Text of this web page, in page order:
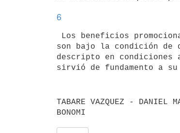
6
son bajo la condición
descripto en condiciones
TABARE VAZQUEZ - DANIEL